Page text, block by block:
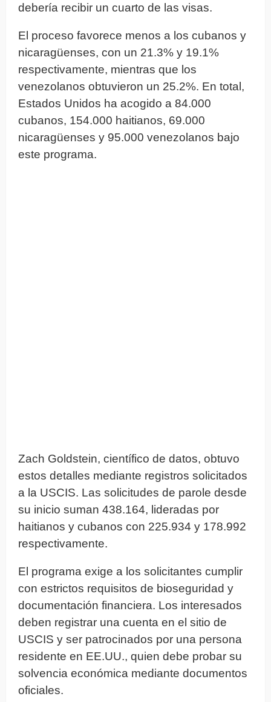
debería recibir un cuarto de las visas.
El proceso favorece menos a los cubanos y
nicaragüenses, con un 21.3% y 19.1%
respectivamente, mientras que los
venezolanos obtuvieron un 25.2%. En total,
Estados Unidos ha acogido a 84.000
cubanos, 154.000 haitianos, 69.000
nicaragüenses y 95.000 venezolanos bajo
este programa.
Zach Goldstein, científico de datos, obtuvo
estos detalles mediante registros solicitados
a la USCIS. Las solicitudes de parole desde
su inicio suman 438.164, lideradas por
haitianos y cubanos con 225.934 y 178.992
respectivamente.
El programa exige a los solicitantes cumplir
con estrictos requisitos de bioseguridad y
documentación financiera. Los interesados
deben registrar una cuenta en el sitio de
USCIS y ser patrocinados por una persona
residente en EE.UU., quien debe probar su
solvencia económica mediante documentos
oficiales.